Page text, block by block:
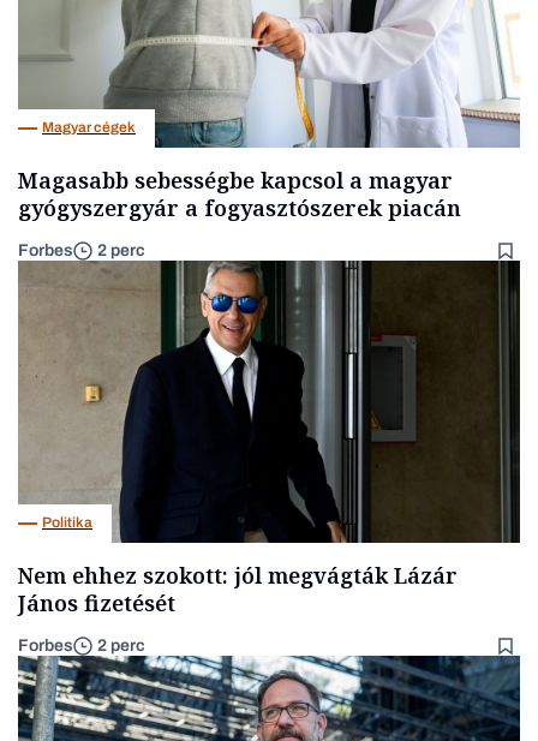
Magyar cégek
Magasabb sebességbe kapcsol a magyar
gyógyszergyár a fogyasztószerek piacán
Forbes 2 perc
Politika
Nem ehhez szokott: jól megvágták Lázár
János fizetését
Forbes 2 perc